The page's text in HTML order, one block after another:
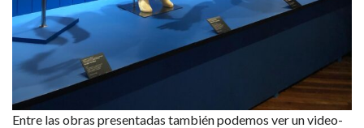
Entre las obras presentadas también podemos ver un video-